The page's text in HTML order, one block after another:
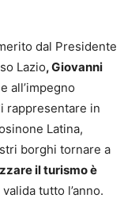
dal Presidente
Lazio, Giovanni
all’impegno
rappresentare in
Latina,
borghi tornare a
il turismo è
tutto l’anno.